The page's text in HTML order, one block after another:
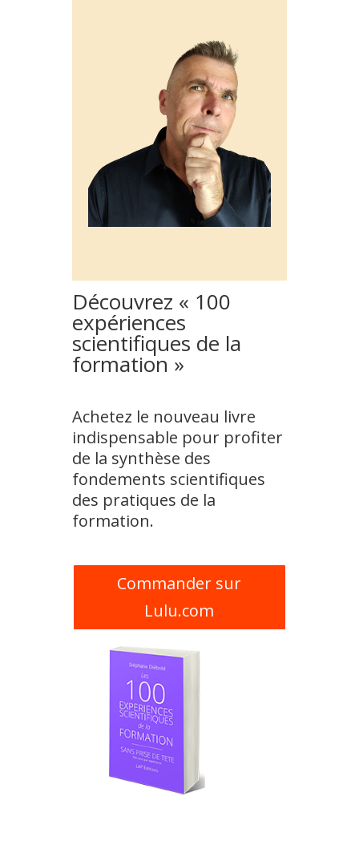
Découvrez « 100
expériences
scientifiques de la
formation »
Achetez le nouveau livre
indispensable pour profiter
de la synthèse des
fondements scientifiques
des pratiques de la
formation.
Commander sur
Lulu.com